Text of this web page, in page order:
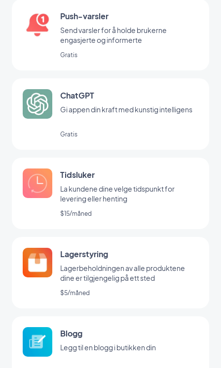
Push-varsler
Send varsler for å holde brukerne
engasjerte og informerte
Gratis
ChatGPT
Gi appen din kraft med kunstig intelligens
Gratis
Tidsluker
La kundene dine velge tidspunkt for
levering eller henting
$15/måned
Lagerstyring
Lagerbeholdningen av alle produktene
dine er tilgjengelig på ett sted
$5/måned
Blogg
Legg til en blogg i butikken din